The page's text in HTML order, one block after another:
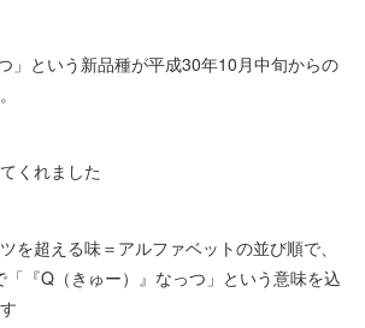
」という新品種が平成30年10月中旬からの
くれました
を超える味＝アルファベットの並び順で、
「『Q（きゅー）』なっつ」という意味を込